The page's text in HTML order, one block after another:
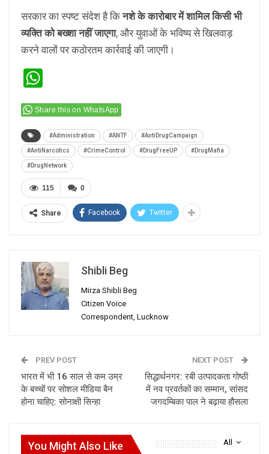
सरकार का स्पष्ट संदेश है किनशे के कारोबार में शामिल किसी भी
व्यक्ति को बख्शा नहीं जाएगा, और युवाओं के भविष्य से खिलवाड़
करने वालों पर कठोरतम कार्रवाई की जाएगी।
Share this on WhatsApp
#Administration #ANTF #AntiDrugCampaign
#AntiNarcotics #CrimeControl #DrugFreeUP #DrugMafia
#DrugNetwork
0
115
Share Facebook Twitter
Shibli Beg
Mirza Shibli Beg
Citizen Voice
Correspondent, Lucknow
PREV POST
भारत में भी 16 साल से कम उम्र
के बच्चों पर सोशल मीडिया बैन
होना चाहिए: सोनाक्षी सिन्हा
NEXT POST
सिद्धार्थनगर: रबी उत्पादकता गोष्ठी
में नव प्रवर्तकों का सम्मान, सांसद
जगदम्बिका पाल ने बढ़ाया हौसला
All
You Might Also Like